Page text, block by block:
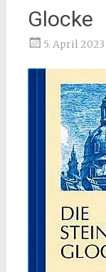
Glocke
5. April 2023